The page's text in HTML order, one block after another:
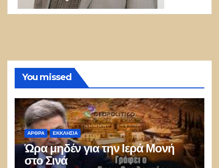
You missed
ΑΡΘΡΑ ΕΚΚΛΗΣΊΑ
Ώρα μηδέν για την Ιερά Μονή
στο Σινά